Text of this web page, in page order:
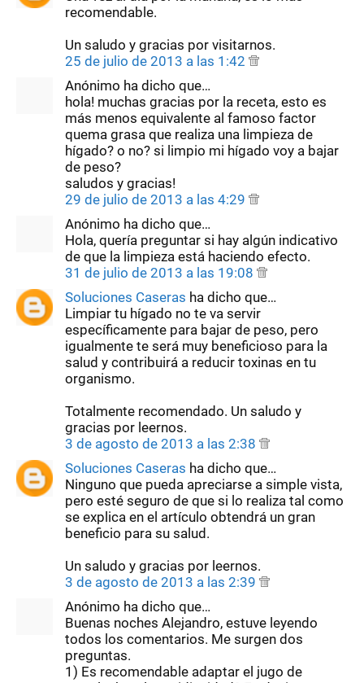
recomendable.
Un saludo y gracias por visitarnos.
25 de julio de 2013 a las 1:42
Anónimo ha dicho que…
hola! muchas gracias por la receta, esto es
más menos equivalente al famoso factor
quema grasa que realiza una limpieza de
hígado? o no? si limpio mi hígado voy a bajar
de peso?
saludos y gracias!
29 de julio de 2013 a las 4:29
Anónimo ha dicho que…
Hola, quería preguntar si hay algún indicativo
de que la limpieza está haciendo efecto.
31 de julio de 2013 a las 19:08
Soluciones Caseras ha dicho que…
Limpiar tu hígado no te va servir
específicamente para bajar de peso, pero
igualmente te será muy beneficioso para la
salud y contribuirá a reducir toxinas en tu
organismo.
Totalmente recomendado. Un saludo y
gracias por leernos.
3 de agosto de 2013 a las 2:38
Soluciones Caseras ha dicho que…
Ninguno que pueda apreciarse a simple vista,
pero esté seguro de que si lo realiza tal como
se explica en el artículo obtendrá un gran
beneficio para su salud.
Un saludo y gracias por leernos.
3 de agosto de 2013 a las 2:39
Anónimo ha dicho que…
Buenas noches Alejandro, estuve leyendo
todos los comentarios. Me surgen dos
preguntas.
1) Es recomendable adaptar el jugo de